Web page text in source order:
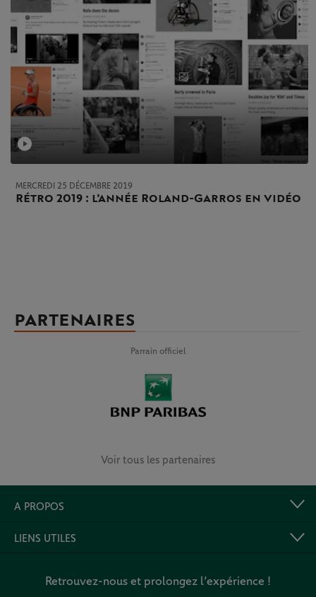
MERCREDI 25 DÉCEMBRE 2019
Rétro 2019 : l'année Roland-Garros en vidéo
PARTENAIRES
Parrain officiel
Voir tous les partenaires
A PROPOS
LIENS UTILES
Retrouvez-nous et prolongez l’expérience !